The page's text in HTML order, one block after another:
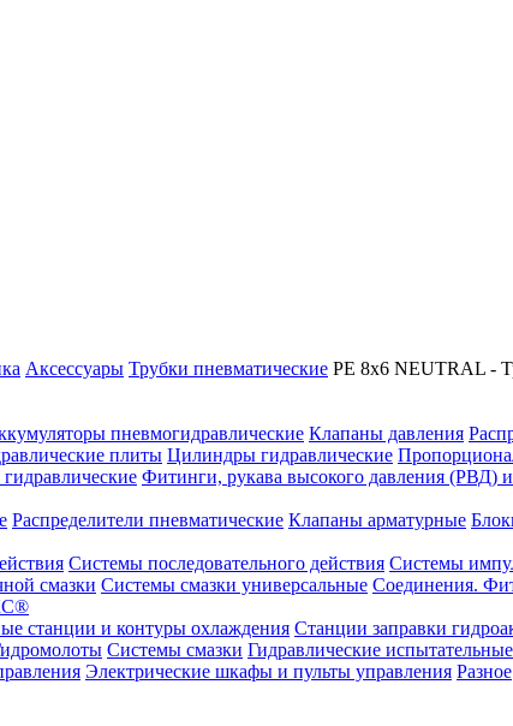
Аксессуары Трубки пневматические PE 8x6 NEUTRAL -
пневмогидравлические Клапаны давления
плиты Цилиндры гидравлические
Фитинги, рукава высокого давления (РВД)
Распределители пневматические Клапаны арматурные
Системы последовательного действия Системы
смазки Системы смазки универсальные Соединения.
станции и контуры охлаждения Станции заправки
Системы смазки Гидравлические
Электрические шкафы и пульты управления Разное